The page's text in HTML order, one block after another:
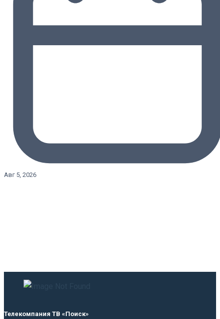
Авг 5, 2026
Телекомпания ТВ «Поиск»